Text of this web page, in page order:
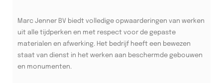
Marc Jenner BV biedt volledige opwaarderingen van werken
uit alle tijdperken en met respect voor de gepaste
materialen en afwerking. Het bedrijf heeft een bewezen
staat van dienst in het werken aan beschermde gebouwen
en monumenten.